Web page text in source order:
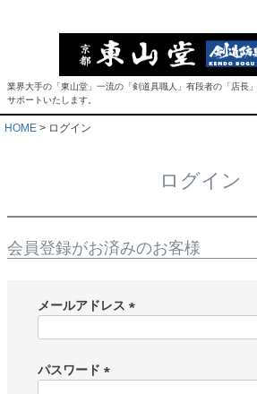
業界大手の「東山堂」一流の「剣道具職人」有段者の「店長
サポートいたします。
HOME ログイン
ログイン
会員登録がお済みのお客様
メールアドレス
)
パスワード